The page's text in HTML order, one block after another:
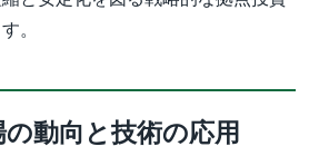
。
動向と技術の応用